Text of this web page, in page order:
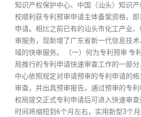
知识产权保护中心、中国（汕头）知识
校顺利获专利预审申请主体备案资格，
申请。相比之前已有的汕头市化工产业
审服务，现新增了广东省新一代信息技
域的快审服务。 （一）何为专利预审 专
局推行的专利申请快速审查工作的一部
中心依照规定对申请预审的专利申请的
审查，并出具预审报告。通过预审的专
权局提交正式专利申请后可进入快速审
时间将缩短到6个月左右，实用新型3个